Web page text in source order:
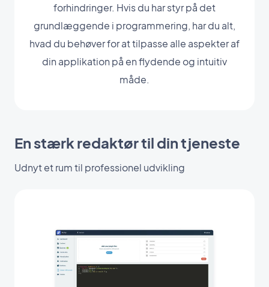
forhindringer. Hvis du har styr på det
grundlæggende i programmering, har du alt,
hvad du behøver for at tilpasse alle aspekter af
din applikation på en flydende og intuitiv
måde.
En stærk redaktør til din tjeneste
Udnyt et rum til professionel udvikling